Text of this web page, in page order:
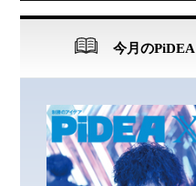
今月のPiDEA